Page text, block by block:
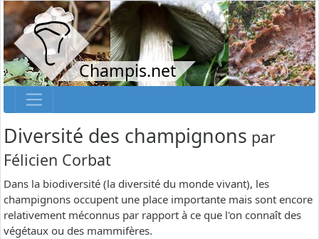
Champis.net
Diversité des champignons par
Félicien Corbat
Dans la biodiversité (la diversité du monde vivant), les
champignons occupent une place importante mais sont encore
relativement méconnus par rapport à ce que l'on connaît des
végétaux ou des mammifères.